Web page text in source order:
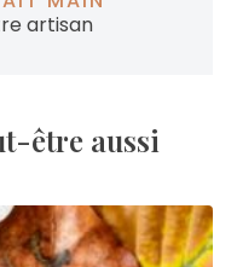
artisan
être aussi